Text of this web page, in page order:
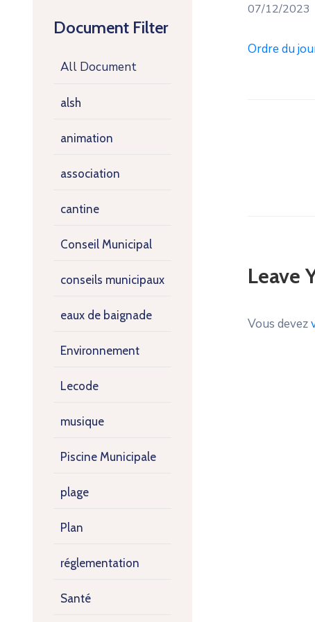
Document Filter
All Document
alsh
animation
association
cantine
Conseil Municipal
conseils municipaux
eaux de baignade
Environnement
Lecode
musique
Piscine Municipale
plage
Plan
réglementation
Santé
07/12/2023
Ordre du
Leave
Vous devez